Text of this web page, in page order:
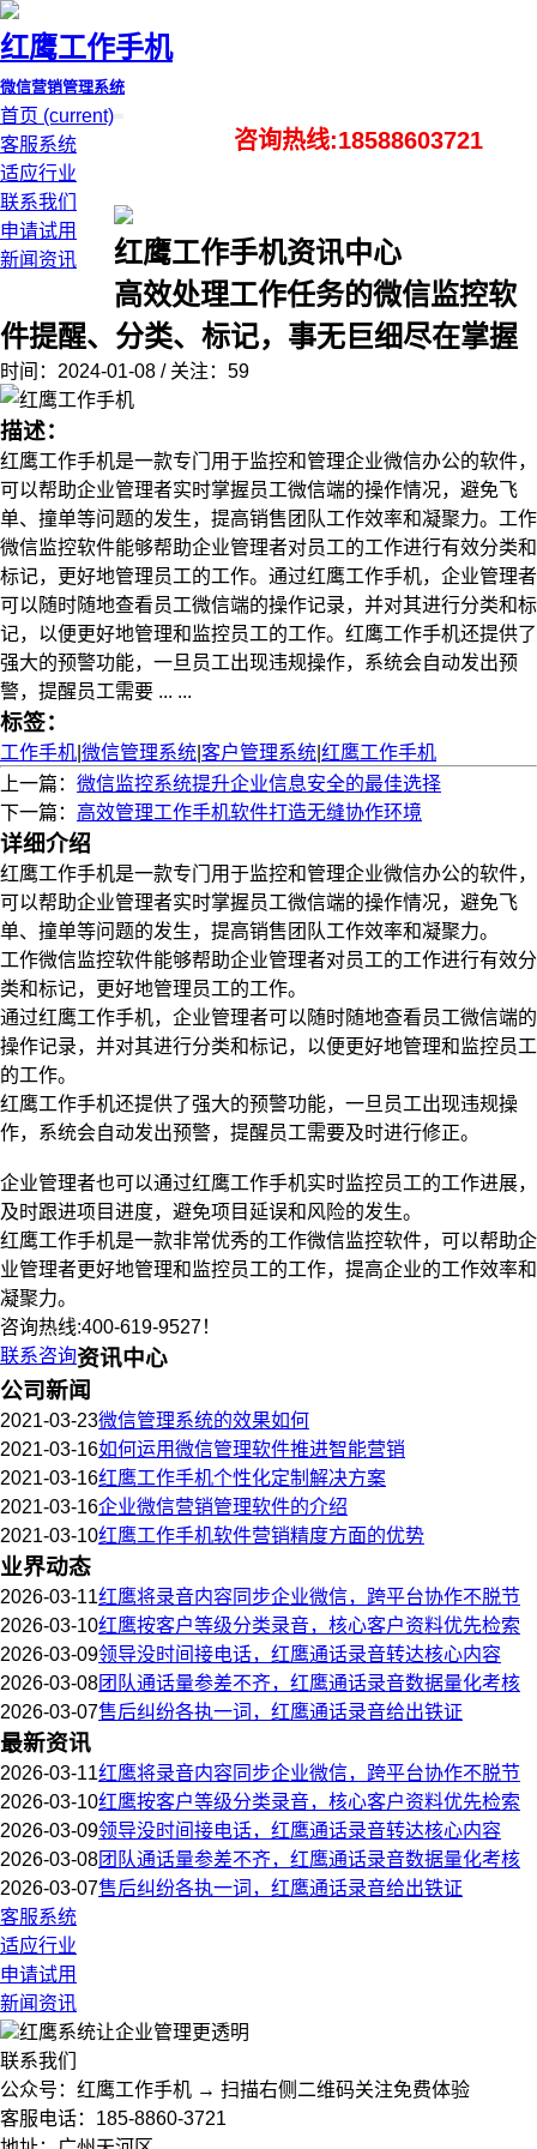
红鹰工作手机
微信营销管理系统
首页 (current)
客服系统
适应行业
联系我们
申请试用
新闻资讯
咨询热线:18588603721
红鹰工作手机资讯中心
高效处理工作任务的微信监控软
件提醒、分类、标记，事无巨细尽在掌握
时间：2024-01-08 / 关注：59
描述：
红鹰工作手机是一款专门用于监控和管理企业微信办公的软件，
可以帮助企业管理者实时掌握员工微信端的操作情况，避免飞
单、撞单等问题的发生，提高销售团队工作效率和凝聚力。工作
微信监控软件能够帮助企业管理者对员工的工作进行有效分类和
标记，更好地管理员工的工作。通过红鹰工作手机，企业管理者
可以随时随地查看员工微信端的操作记录，并对其进行分类和标
记，以便更好地管理和监控员工的工作。红鹰工作手机还提供了
强大的预警功能，一旦员工出现违规操作，系统会自动发出预
警，提醒员工需要 ... ...
标签：
工作手机 微信管理系统 客户管理系统 红鹰工作手机
上一篇： 微信监控系统提升企业信息安全的最佳选择
下一篇： 高效管理工作手机软件打造无缝协作环境
详细介绍
红鹰工作手机是一款专门用于监控和管理企业微信办公的软件，
可以帮助企业管理者实时掌握员工微信端的操作情况，避免飞
单、撞单等问题的发生，提高销售团队工作效率和凝聚力。
工作微信监控软件能够帮助企业管理者对员工的工作进行有效分
类和标记，更好地管理员工的工作。
通过红鹰工作手机，企业管理者可以随时随地查看员工微信端的
操作记录，并对其进行分类和标记，以便更好地管理和监控员工
的工作。
红鹰工作手机还提供了强大的预警功能，一旦员工出现违规操
作，系统会自动发出预警，提醒员工需要及时进行修正。
企业管理者也可以通过红鹰工作手机实时监控员工的工作进展，
及时跟进项目进度，避免项目延误和风险的发生。
红鹰工作手机是一款非常优秀的工作微信监控软件，可以帮助企
业管理者更好地管理和监控员工的工作，提高企业的工作效率和
凝聚力。
咨询热线:400-619-9527！
联系咨询资讯中心
公司新闻
2021-03-23微信管理系统的效果如何
2021-03-16如何运用微信管理软件推进智能营销
2021-03-16红鹰工作手机个性化定制解决方案
2021-03-16企业微信营销管理软件的介绍
2021-03-10红鹰工作手机软件营销精度方面的优势
业界动态
2026-03-11红鹰将录音内容同步企业微信，跨平台协作不脱节
2026-03-10红鹰按客户等级分类录音，核心客户资料优先检索
2026-03-09领导没时间接电话，红鹰通话录音转达核心内容
2026-03-08团队通话量参差不齐，红鹰通话录音数据量化考核
2026-03-07售后纠纷各执一词，红鹰通话录音给出铁证
最新资讯
2026-03-11红鹰将录音内容同步企业微信，跨平台协作不脱节
2026-03-10红鹰按客户等级分类录音，核心客户资料优先检索
2026-03-09领导没时间接电话，红鹰通话录音转达核心内容
2026-03-08团队通话量参差不齐，红鹰通话录音数据量化考核
2026-03-07售后纠纷各执一词，红鹰通话录音给出铁证
客服系统
适应行业
申请试用
新闻资讯
红鹰系统让企业管理更透明
联系我们
公众号：红鹰工作手机 → 扫描右侧二维码关注免费体验
客服电话：185-8860-3721